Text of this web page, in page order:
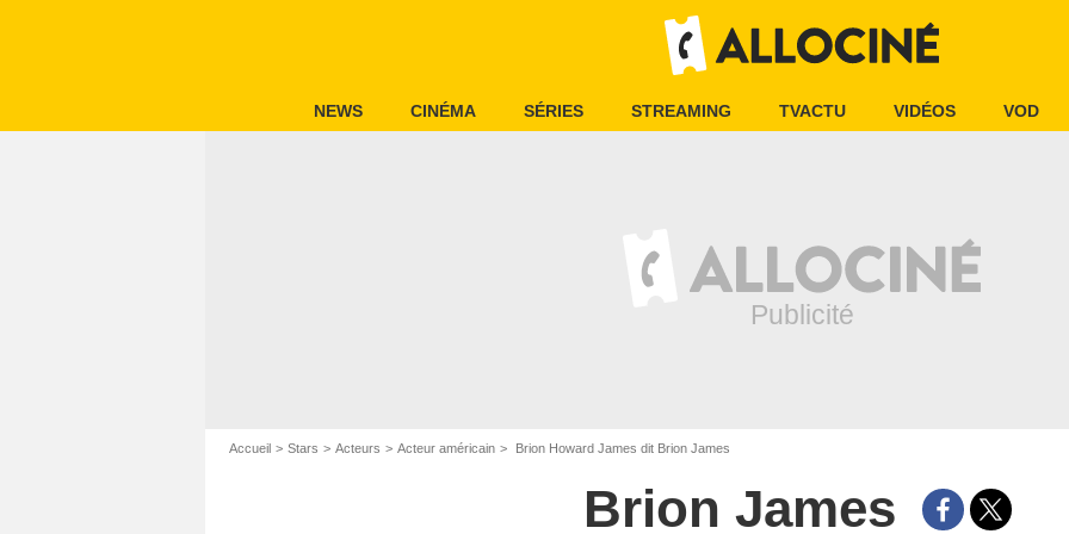
NEWS CINÉMA SÉRIES STREAMING TVACTU VIDÉOS VOD
Accueil Stars Acteurs Acteur américain Brion Howard James dit Brion James
Brion James